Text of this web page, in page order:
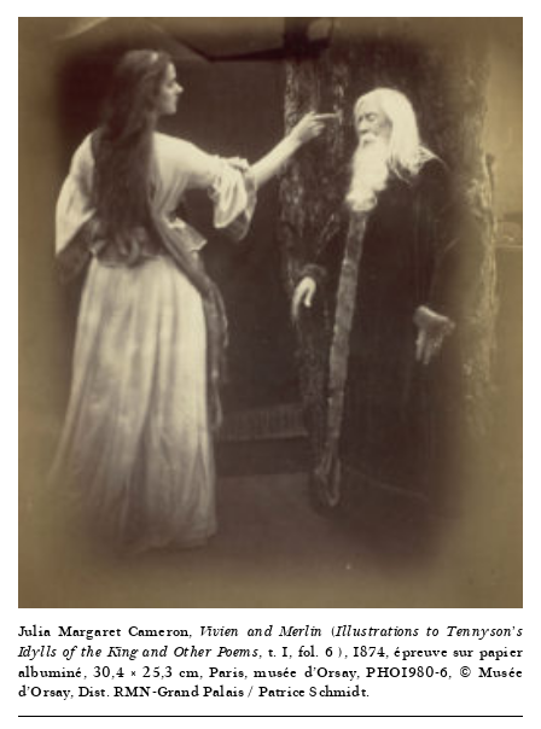
Julia Margaret Cameron, Vivien and Merlin (Illustrations to Tennyson’s
Idylls of the King and Other Poems, t. 1, fol. 6) , 1874, épreuve sur papier
albuminé, 30,4 × 25,3 cm, Paris, musée d’Orsay, PHO1980-6, © Musée
d’Orsay, Dist. RMN-Grand Palais / Patrice Schmidt.